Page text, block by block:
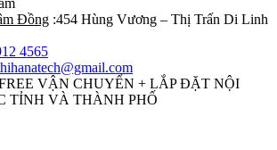
Đồng :454 Hùng Vương – Thị Trấn Di Linh
4565
VẬN CHUYỂN + LẮP ĐẶT NỘI
TỈNH VÀ THÀNH PHỐ